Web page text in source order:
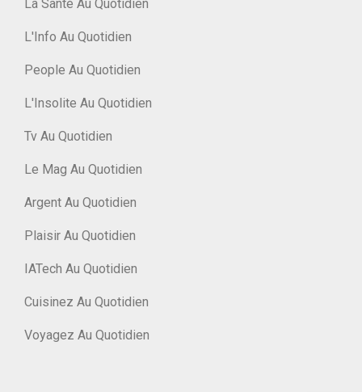
La Santé Au Quotidien
L'Info Au Quotidien
People Au Quotidien
L'Insolite Au Quotidien
Tv Au Quotidien
Le Mag Au Quotidien
Argent Au Quotidien
Plaisir Au Quotidien
IATech Au Quotidien
Cuisinez Au Quotidien
Voyagez Au Quotidien